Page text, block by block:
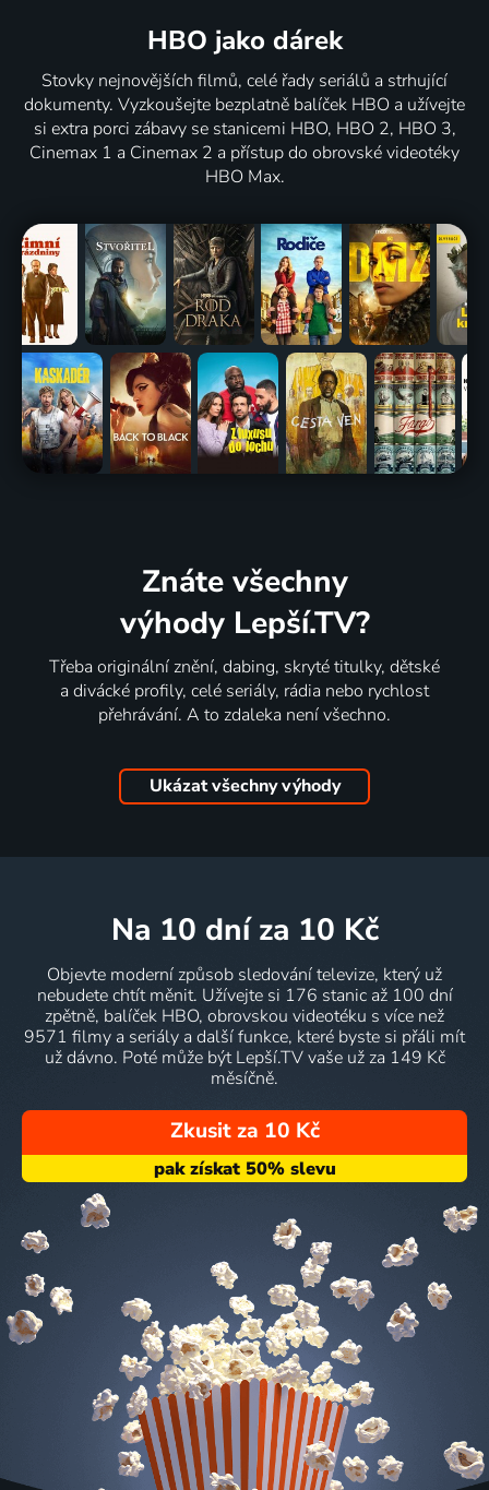
HBO jako dárek
Stovky nejnovějších filmů, celé řady seriálů a strhující
dokumenty. Vyzkoušejte bezplatně balíček HBO a užívejte
si extra porci zábavy se stanicemi HBO, HBO 2, HBO 3,
Cinemax 1 a Cinemax 2 a přístup do obrovské videotéky
HBO Max.
Znáte všechny
výhody Lepší.TV?
Třeba originální znění, dabing, skryté titulky, dětské
a divácké profily, celé seriály, rádia nebo rychlost
přehrávání. A to zdaleka není všechno.
Ukázat všechny výhody
na 10 dní za 10 Kč
Objevte moderní způsob sledování televize, který už
nebudete chtít měnit. Užívejte si 176 stanic až 100 dní
zpětně, balíček HBO, obrovskou videotéku s více než
9571 filmy a seriály a další funkce, které byste si přáli mít
už dávno. Poté může být Lepší.TV vaše už za 149 Kč
měsíčně.
Zkusit za 10 Kč